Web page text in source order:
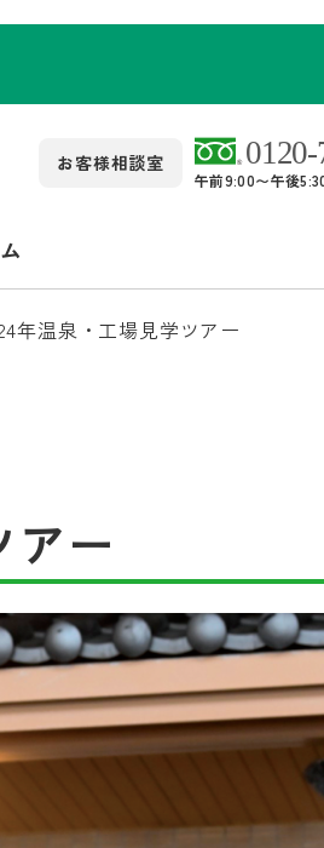
お客様相談室
午前9:00〜午後
年温泉・工場見学ツアー
アー